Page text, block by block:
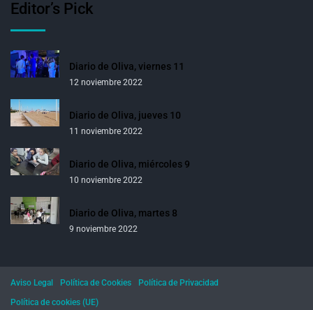
Editor’s Pick
Diario de Oliva, viernes 11
12 noviembre 2022
Diario de Oliva, jueves 10
11 noviembre 2022
Diario de Oliva, miércoles 9
10 noviembre 2022
Diario de Oliva, martes 8
9 noviembre 2022
Aviso Legal Política de Cookies
Política de Privacidad
Política de cookies (UE)